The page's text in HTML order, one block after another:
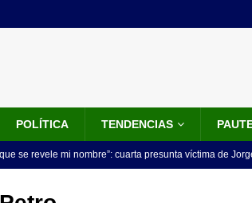
POLÍTICA TENDENCIAS
se revele mi nombre”: cuarta presunta víctima de